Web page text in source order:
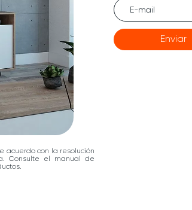
acuerdo con la resolución
Consulte el manual de
Enviar